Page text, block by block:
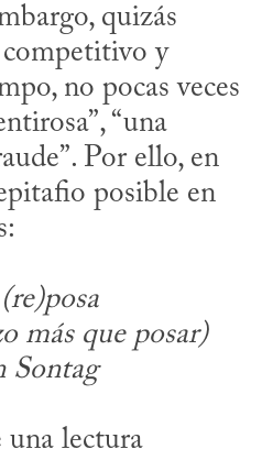
quizás
y
no pocas veces
“una
Por ello, en
posible en
más que posar)
Sontag
una lectura